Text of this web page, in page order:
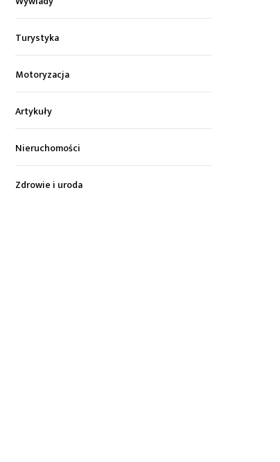
Turystyka
Motoryzacja
Artykuły
Nieruchomości
Zdrowie i uroda